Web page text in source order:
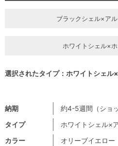
納期
約4-5週間（ショ
タイプ
ホワイトシェル×
カラー
オリーブイエロー
ブラックシェル×ア
ホワイトシェル×
選択されたタイプ：ホワイトシェル